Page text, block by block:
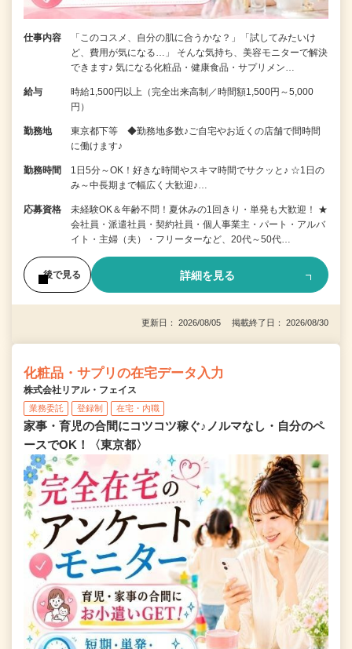
仕事内容
「このコスメ、自分の肌に合うかな？」「試してみたいけ
ど、費用が気になる…」 そんな気持ち、美容モニターで解決
できます♪ 気になる化粧品・健康食品・サプリメン…
給与
時給1,500円以上（完全出来高制／時間額1,500円～5,000
円）
勤務地
東京都下等 ◆勤務地多数♪ご自宅やお近くの店舗で間時間
に働けます♪
勤務時間
1日5分～OK！好きな時間やスキマ時間でサクッと♪ ☆1日の
み～中長期まで幅広く大歓迎♪…
応募資格
未経験OK＆年齢不問！夏休みの1回きり・単発も大歓迎！ ★
会社員・派遣社員・契約社員・個人事業主・パート・アルバ
イト・主婦（夫）・フリーターなど、20代～50代…
後で見る 詳細を見る
更新日： 2026/08/05 掲載終了日： 2026/08/30
化粧品・サプリの在宅データ入力
株式会社リアル・フェイス
業務委託 登録制 在宅・内職
家事・育児の合間にコツコツ稼ぐ♪ノルマなし・自分のペ
ースでOK！〈東京都〉